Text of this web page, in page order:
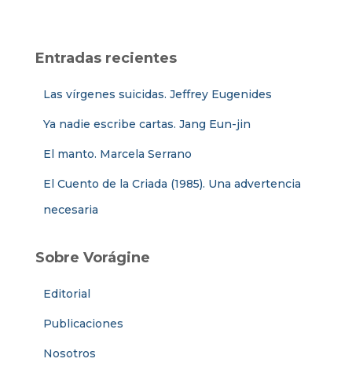
Entradas recientes
Las vírgenes suicidas. Jeffrey Eugenides
Ya nadie escribe cartas. Jang Eun-jin
El manto. Marcela Serrano
El Cuento de la Criada (1985). Una advertencia
necesaria
Sobre Vorágine
Editorial
Publicaciones
Nosotros